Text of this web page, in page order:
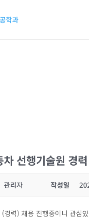
선행기술원 경
관리자 작성일
경력) 채용 진행중이니 관심